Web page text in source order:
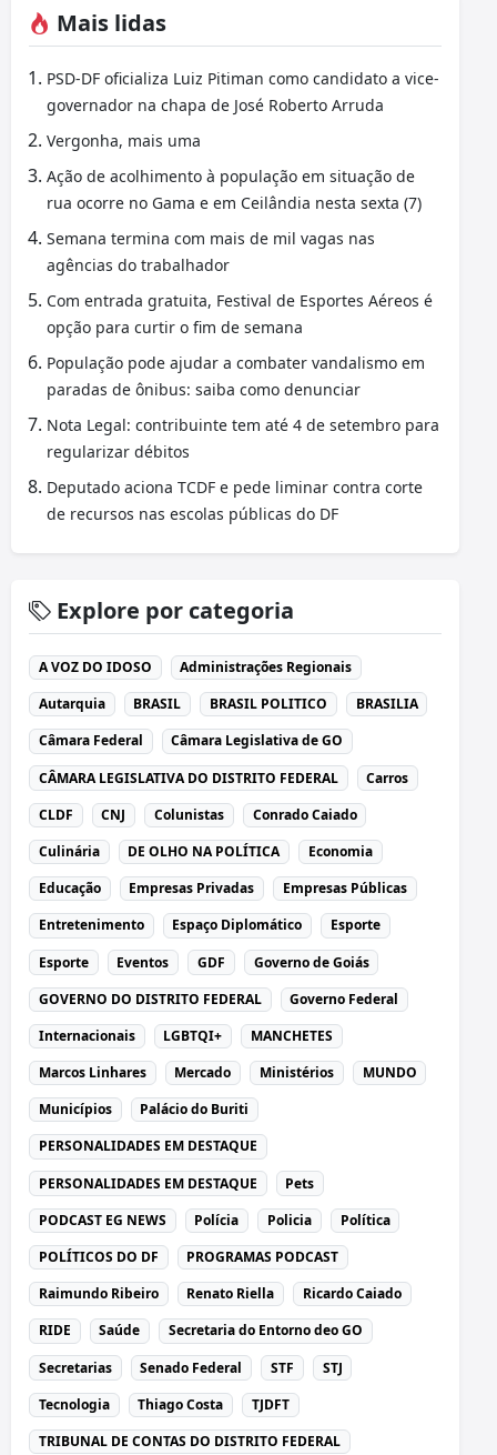
Mais lidas
PSD-DF oficializa Luiz Pitiman como candidato a vice-
governador na chapa de José Roberto Arruda
Vergonha, mais uma
Ação de acolhimento à população em situação de
rua ocorre no Gama e em Ceilândia nesta sexta (7)
Semana termina com mais de mil vagas nas
agências do trabalhador
Com entrada gratuita, Festival de Esportes Aéreos é
opção para curtir o fim de semana
População pode ajudar a combater vandalismo em
paradas de ônibus: saiba como denunciar
Nota Legal: contribuinte tem até 4 de setembro para
regularizar débitos
Deputado aciona TCDF e pede liminar contra corte
de recursos nas escolas públicas do DF
Explore por categoria
A VOZ DO IDOSO
Administrações Regionais
Autarquia
BRASIL BRASIL POLITICO
BRASILIA
Câmara Federal
Câmara Legislativa de GO
CÂMARA LEGISLATIVA DO DISTRITO FEDERAL
Carros
CLDF
CNJ Colunistas
Conrado Caiado
Culinária
DE OLHO NA POLÍTICA
Economia
Educação
Empresas Privadas
Empresas Públicas
Entretenimento
Espaço Diplomático
Esporte
Esporte
Eventos GDF
Governo de Goiás
GOVERNO DO DISTRITO FEDERAL
Governo Federal
Internacionais
LGBTQI+
MANCHETES
Marcos Linhares
Mercado Ministérios
MUNDO
Municípios
Palácio do Buriti
PERSONALIDADES EM DESTAQUE
PERSONALIDADES EM DESTAQUE
Pets
PODCAST EG NEWS
Polícia Policia
Política
POLÍTICOS DO DF
PROGRAMAS PODCAST
Raimundo Ribeiro
Renato Riella
Ricardo Caiado
RIDE
Saúde
Secretaria do Entorno deo GO
Secretarias
Senado Federal STF
STJ
Tecnologia
Thiago Costa
TJDFT
TRIBUNAL DE CONTAS DO DISTRITO FEDERAL